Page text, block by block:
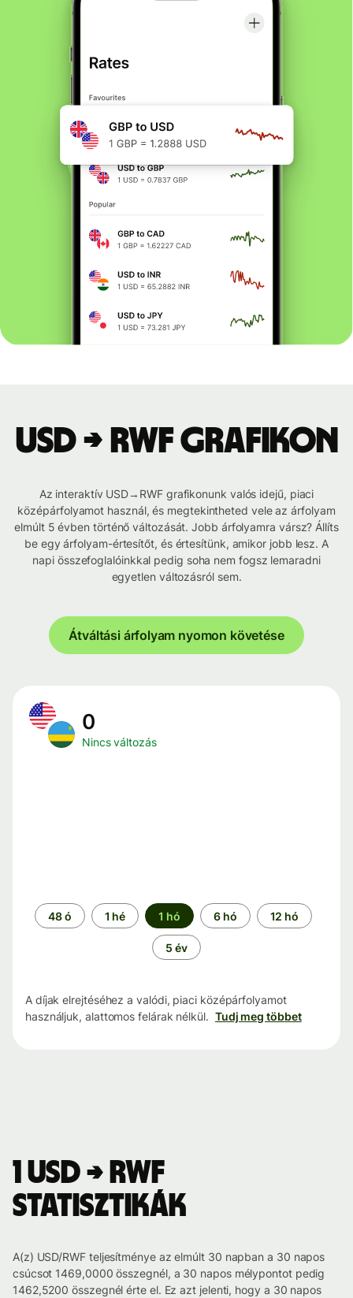
USD → RWF grafikon
Az interaktív USD→RWF grafikonunk valós idejű, piaci
középárfolyamot használ, és megtekintheted vele az árfolyam
elmúlt 5 évben történő változását. Jobb árfolyamra vársz? Állíts
be egy árfolyam-értesítőt, és értesítünk, amikor jobb lesz. A
napi összefoglalóinkkal pedig soha nem fogsz lemaradni
egyetlen változásról sem.
Átváltási árfolyam nyomon követése
0
Nincs változás
Időszak
48 ó 1 hé 1 hó 6 hó 12 hó
5 év
A díjak elrejtéséhez a valódi, piaci középárfolyamot
használjuk, alattomos felárak nélkül. Tudj meg többet
1 USD → RWF
statisztikák
A(z) USD/RWF teljesítménye az elmúlt 30 napban a 30 napos
csúcsot 1469,0000 összegnél, a 30 napos mélypontot pedig
1462,5200 összegnél érte el. Ez azt jelenti, hogy a 30 napos